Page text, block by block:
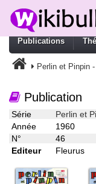
Publications
Perlin et Pinpin
Publication
Série
Perlin et
Année
1960
N°
46
Editeur
Fleurus